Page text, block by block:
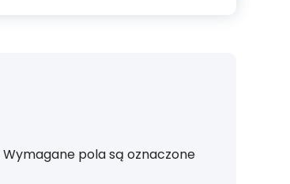
Wymagane pola są oznaczone